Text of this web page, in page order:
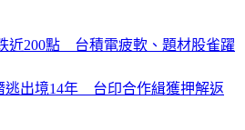
近200點 台積電疲軟、題材股雀躍
逃出境14年 台印合作緝獲押解返